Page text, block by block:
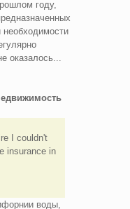
году,
оказалось...
I couldn't
insurance in
воды,